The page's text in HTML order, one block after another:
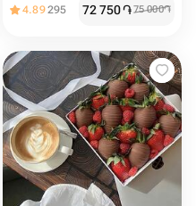
4.89295 72 750֏75 000֏